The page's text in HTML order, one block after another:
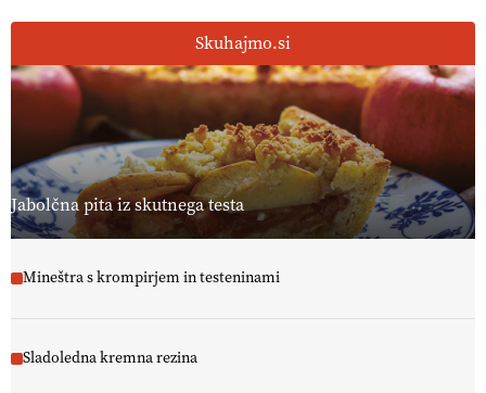
Skuhajmo.si
Jabolčna pita iz skutnega testa
Mineštra s krompirjem in testeninami
Sladoledna kremna rezina